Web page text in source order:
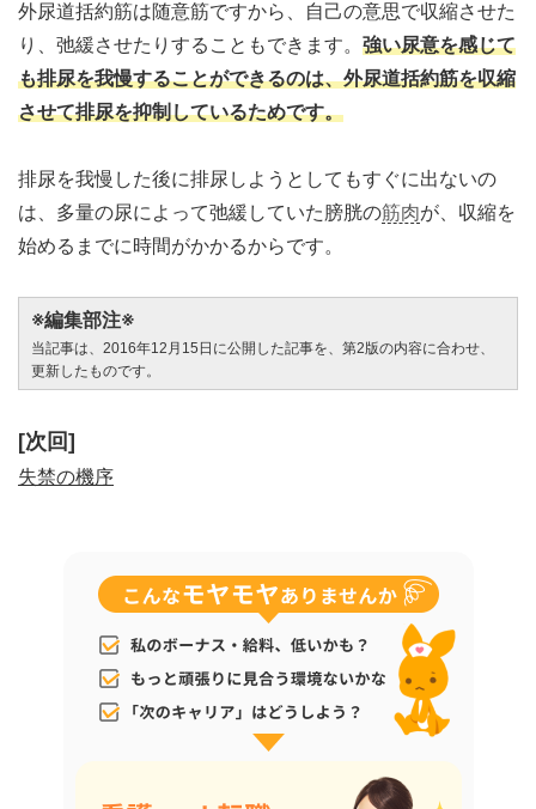
外尿道括約筋は随意筋ですから、自己の意思で収縮させた
り、弛緩させたりすることもできます。 強い尿意を感じて
も排尿を我慢することができるのは、外尿道括約筋を収縮
させて排尿を抑制しているためです。
排尿を我慢した後に排尿しようとしてもすぐに出ないの
は、多量の尿によって弛緩していた膀胱の筋肉が、収縮を
始めるまでに時間がかかるからです。
※編集部注※
当記事は、2016年12月15日に公開した記事を、第2版の内容に合わせ、
更新したものです。
[次回]
失禁の機序